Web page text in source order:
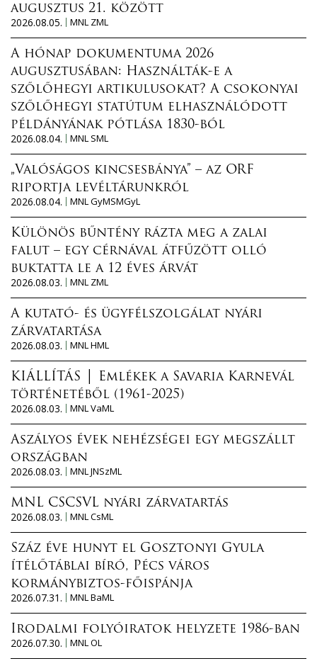
augusztus 21. között
2026.08.05.
MNL ZML
A hónap dokumentuma 2026
augusztusában: Használták-e a
szőlőhegyi artikulusokat? A csokonyai
szőlőhegyi statútum elhasználódott
példányának pótlása 1830-ból
2026.08.04.
MNL SML
„Valóságos kincsesbánya” – az ORF
riportja levéltárunkról
2026.08.04.
MNL GyMSMGyL
Különös bűntény rázta meg a zalai
falut – egy cérnával átfűzött olló
buktatta le a 12 éves árvát
2026.08.03.
MNL ZML
A kutató- és ügyfélszolgálat nyári
zárvatartása
2026.08.03.
MNL HML
KIÁLLÍTÁS │ Emlékek a Savaria Karnevál
történetéből (1961-2025)
2026.08.03.
MNL VaML
Aszályos évek nehézségei egy megszállt
országban
2026.08.03.
MNL JNSzML
MNL CSCSVL nyári zárvatartás
2026.08.03.
MNL CsML
Száz éve hunyt el Gosztonyi Gyula
ítélőtáblai bíró, Pécs város
kormánybiztos-főispánja
2026.07.31.
MNL BaML
Irodalmi folyóiratok helyzete 1986-ban
2026.07.30.
MNL OL